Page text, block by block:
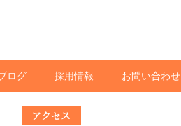
ログ 採用情報 お問い合わせ
アクセス